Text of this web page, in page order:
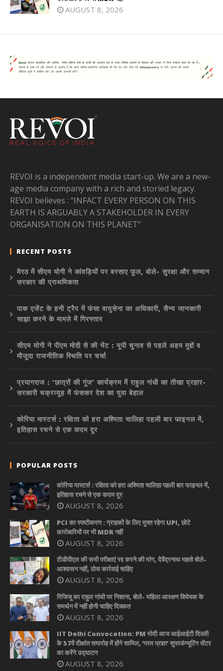
AUGUST 8, 2026
REVOI is a independent media start-up. We are a new-
age media company with a rich and storied legacy.
REVOI believes : “INFACT EVERY PERSON ON THIS
EARTH IS ARGUABLY A STAKEHOLDER IN EVERY
ORGANISATION ON THIS PLANET”
RECENT POSTS
मेरठ में सीएम योगी ने कांवड़ियों पर बरसाए फूल, बोले- सुरक्षा और सम्मान
सरकार की प्राथमिकता
पाक एजेंट के हनी ट्रैप में फंसा वायुसेना का अधिकारी, सैन्य जानकारी
साझा करने के मामले में गिरफ्तार
सीएम योगी ने पीएम मोदी से की भेंट : यूपी चुनाव से पहले अहम मुद्दों व
मौजूदा राजनीतिक स्थिति पर चर्चा
प्रयागराज : ‘छात्रों की गूंज’ कार्यक्रम में राहुल गांधी का तीखा प्रहार-
सरकारी चक्रव्यूह में फंसकर देश का युवा बेहाल
कोरिया मास्टर्स : रक्षिता को हरा अश्मिता चालिहा पहली बार फाइनल में,
इतिहास रचने से एक कदम दूर
POPULAR POSTS
कोरिया मास्टर्स : रक्षिता को हरा अश्मिता चालिहा पहली बार फाइनल में,
इतिहास रचने से एक कदम दूर
AUGUST 8, 2026
PCI का स्पष्टीकरण : ग्राहकों के लिए मुफ्त रहेगा UPI, छोटे
कारोबारियों पर भी MDR नहीं
AUGUST 8, 2026
टीडीपीएल की सभी परीक्षाएं रद्द करने की मांग, देवेंद्रनाथ महतो बोले-
आश्वासन नहीं, ठोस कार्रवाई चाहिए
AUGUST 8, 2026
रिजिजू का राहुल गांधी पर निशाना, बोले- महिला आरक्षण विधेयक के
समर्थन में नहीं होनी चाहिए दिक्कत
AUGUST 8, 2026
IIT Delhi Convocation: PM मोदी आज आईआईटी दिल्ली
के 57वें दीक्षांत समारोह में होंगे शामिल, ‘परम प्रज्ञा’ सुपरकंप्यूटिंग सेंटर
का करेंगे उद्घाटन
AUGUST 8, 2026